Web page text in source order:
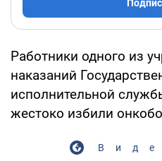
Работники одного из
наказаний
исполнительной
жестоко избили